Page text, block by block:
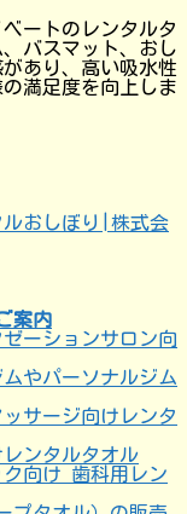
ートのレンタルタ
バスマット、おし
あり、高い吸水性
満足度を向上しま
案内
ーションサロン向
やパーソナルジム
サージ向けレンタ
ンタルタオル
向け 歯科用レン